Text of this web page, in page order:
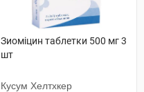
Зиоміцин таблетки 500 мг 3
шт
Кусум Хелтхкер